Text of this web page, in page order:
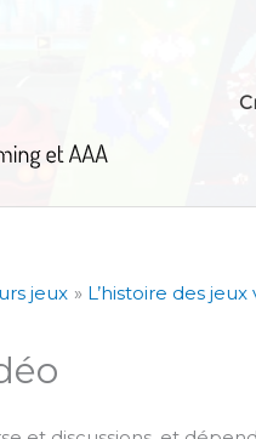
jeux
L’histoire des jeux